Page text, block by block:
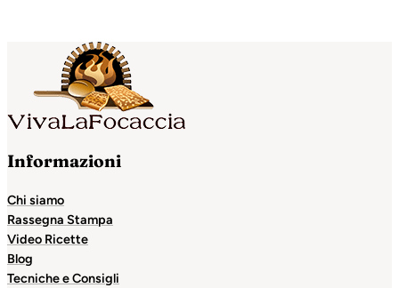
Informazioni
Chi siamo
Rassegna Stampa
Video Ricette
Blog
Tecniche e Consigli